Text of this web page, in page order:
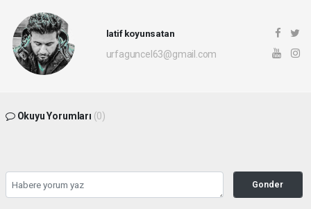
latif koyunsatan
urfaguncel63@gmail.com
Okuyu Yorumları (0)
Gonder